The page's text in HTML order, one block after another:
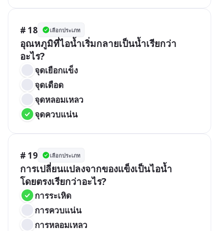
# 18 เลือกประเภท
อุณหภูมิที่ไอน้ำเริ่มกลายเป็นน้ำเรียกว่า
อะไร?
จุดเยือกแข็ง
จุดเดือด
จุดหลอมเหลว
จุดควบแน่น
# 19 เลือกประเภท
การเปลี่ยนแปลงจากของแข็งเป็นไอน้ำ
โดยตรงเรียกว่าอะไร?
การระเหิด
การควบแน่น
การหลอมเหลว